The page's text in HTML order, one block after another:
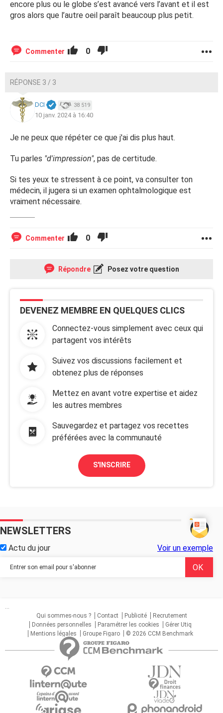
encore plus ou le globe s’est avancé vers l’avant et il est
gros alors que l’autre oeil paraît beaucoup plus petit.
Commenter 0
RÉPONSE 3 / 3
DCI 38 519
10 janv. 2024 à 16:40
Je ne peux que répéter ce que j'ai dis plus haut.
Tu parles "d'impression", pas de certitude.
Si tes yeux te stressent à ce point, va consulter ton
médecin, il jugera si un examen ophtalmologique est
vraiment nécessaire.
Commenter 0
Répondre Posez votre question
DEVENEZ MEMBRE EN QUELQUES CLICS
Connectez-vous simplement avec ceux qui
partagent vos intérêts
Suivez vos discussions facilement et
obtenez plus de réponses
Mettez en avant votre expertise et aidez
les autres membres
Sauvegardez et partagez vos recettes
préférées avec la communauté
S'INSCRIRE
NEWSLETTERS
Actu du jour Voir un exemple
...
Qui sommes-nous ?
Contact Publicité
Recrutement
Données personnelles
Paramétrer les cookies
Gérer Utiq
Mentions légales
Groupe Figaro © 2026 CCM Benchmark